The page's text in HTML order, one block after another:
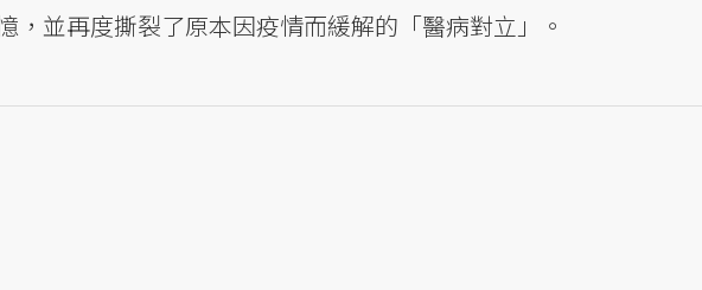
，並再度撕裂了原本因疫情而緩解的「醫病對立」。